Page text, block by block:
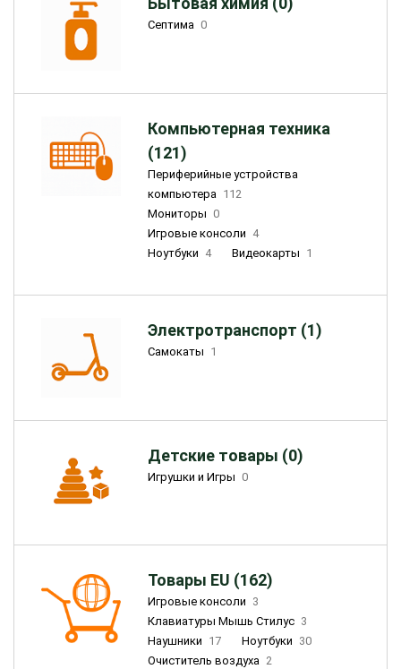
Септима 0
Компьютерная техника
(121)
Периферийные устройства
компьютера 112
Мониторы 0
Игровые консоли 4
Ноутбуки 4 Видеокарты 1
Электротранспорт (1)
Самокаты 1
Детские товары (0)
Игрушки и Игры 0
Товары EU (162)
Игровые консоли 3
Клавиатуры Мышь Стилус 3
Наушники 17 Ноутбуки 30
Очиститель воздуха 2